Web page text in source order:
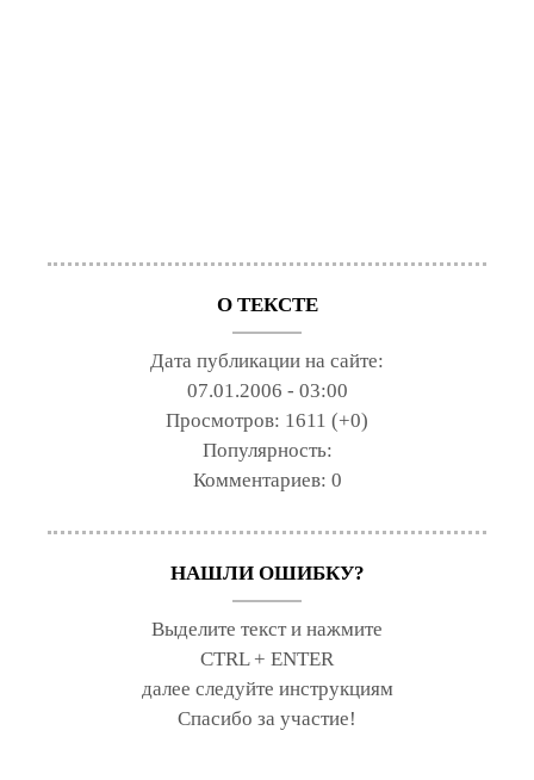
О ТЕКСТЕ
Дата публикации на сайте:
07.01.2006 - 03:00
Просмотров: 1611 (+0)
Популярность:
Комментариев: 0
НАШЛИ ОШИБКУ?
Выделите текст и нажмите
CTRL + ENTER
далее следуйте инструкциям
Спасибо за участие!